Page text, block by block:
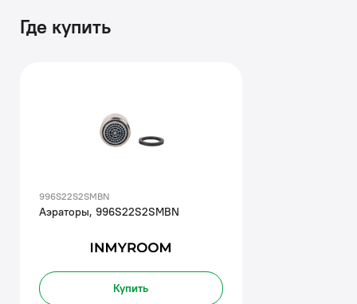
Где купить
996S22S2SMBN
Аэраторы, 996S22S2SMBN
Купить